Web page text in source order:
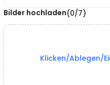
Bilder hochladen(0/7)
Klicken/Ablegen/